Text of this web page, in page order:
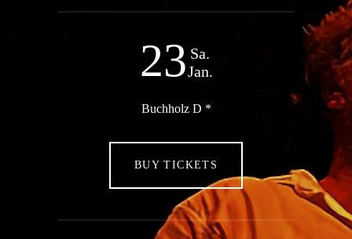
23 Sa.
Jan.
Buchholz D *
BUY TICKETS